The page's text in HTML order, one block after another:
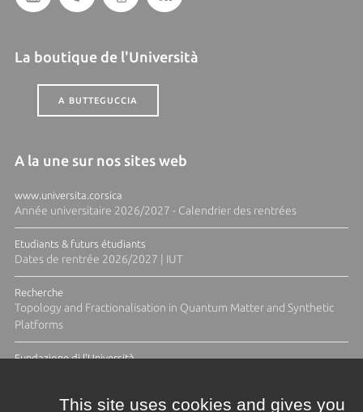
La boutique de l'Università
A BUTTEGUCCIA
A la une sur nos sites web
www.universita.corsica
Année universitaire 2026/2027 - Calendrier des rentrées
Etudiants & futurs étudiants
Dates de rentrée 2026/2027 | IUT
Recherche
Topology and Fractionalisation in Quantum Matter and Synthetic
Platforms
Fundazione di l'Università
This site uses cookies and gives you